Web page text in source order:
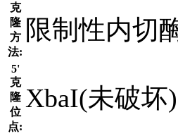
克
隆
方
法:
限制性内切
5'
克
隆
位
点:
XbaI(未破坏)